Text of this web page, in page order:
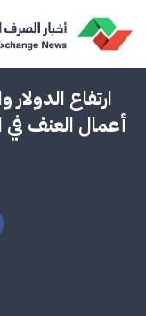
ارتفاع
أعمال العنف في